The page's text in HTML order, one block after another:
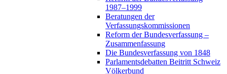
1987–1999
Beratungen der
Verfassungskommissionen
Reform der Bundesverfassung –
Zusammenfassung
Die Bundesverfassung von 1848
Parlamentsdebatten Beitritt Schweiz
Völkerbund